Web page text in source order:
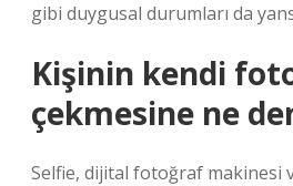
gibi duygusal durumları da
Kişinin kendi
çekmesine ne
Selfie, dijital fotoğraf makinesi